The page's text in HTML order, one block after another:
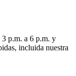
3 p.m. a 6 p.m. y
incluida nuestra